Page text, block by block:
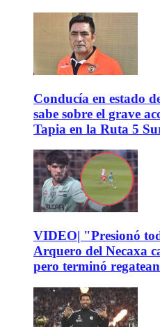
Conducía en estado
sabe sobre el grave
Tapia en la Ruta 5
VIDEO| "Presionó
Arquero del Necaxa
pero terminó